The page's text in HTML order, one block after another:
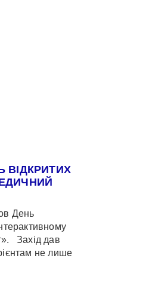
ВІДКРИТИХ
День
Захід дав
не лише